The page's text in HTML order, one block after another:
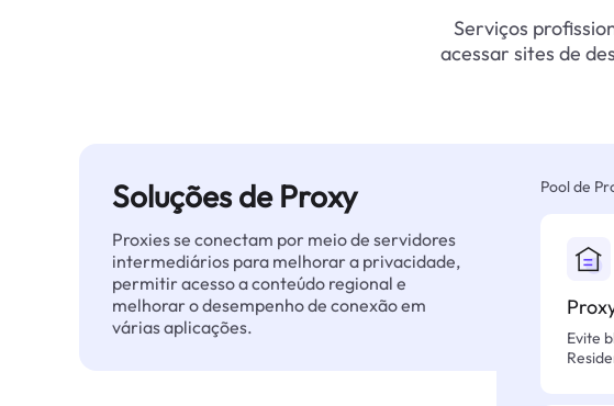
Serviços
acessar sites de
Soluções de Proxy
Proxies se conectam por meio de servidores
intermediários para melhorar a privacidade,
permitir acesso a conteúdo regional e
melhorar o desempenho de conexão em
várias aplicações.
Pool de
Evite